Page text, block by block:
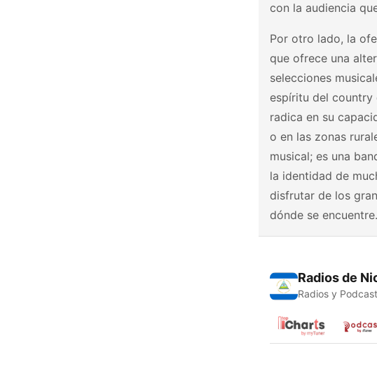
con la audiencia
Por otro lado, la
que ofrece una
selecciones
espíritu del country
radica en su
o en las zonas
musical; es una
la identidad de
disfrutar de los
dónde se encuentre.
Radios de
Radios y